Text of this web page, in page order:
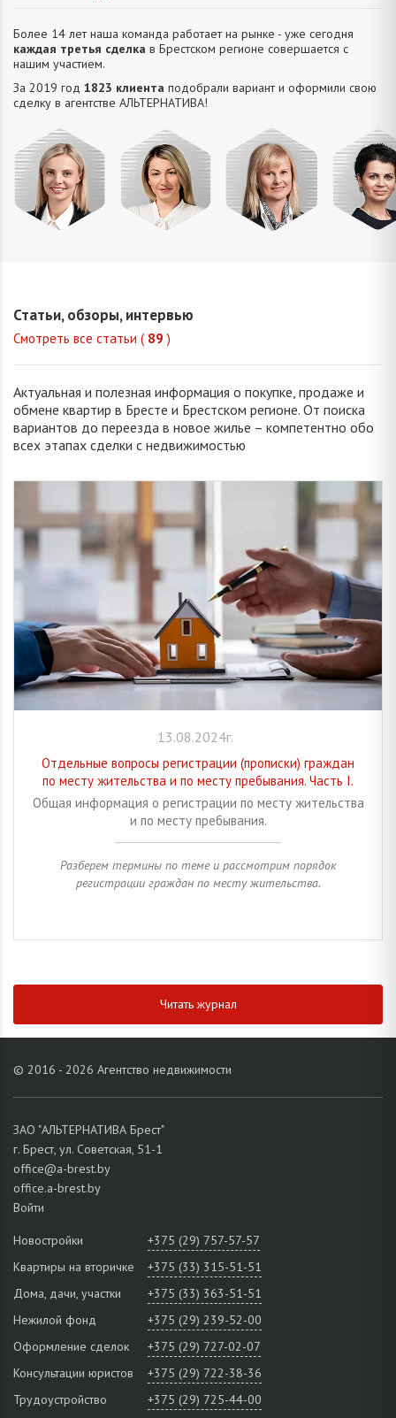
Более 14 лет наша команда работает на рынке - уже сегодня
каждая третья сделка в Брестском регионе совершается с
нашим участием.
За 2019 год 1823 клиента подобрали вариант и оформили свою
сделку в агентстве АЛЬТЕРНАТИВA!
Статьи, обзоры, интервью
Смотреть все статьи ( 89 )
Актуальная и полезная информация о покупке, продаже и
обмене квартир в Бресте и Брестском регионе. От поиска
вариантов до переезда в новое жилье – компетентно обо
всех этапах сделки с недвижимостью
13.08.2024г.
Отдельные вопросы регистрации (прописки) граждан
по месту жительства и по месту пребывания. Часть I.
Общая информация о регистрации по месту жительства
и по месту пребывания.
Разберем термины по теме и рассмотрим порядок
регистрации граждан по месту жительства.
Читать журнал
© 2016 - 2026 Агентство недвижимости
ЗАО "АЛЬТЕРНАТИВА Брест"
г. Брест, ул. Советская, 51-1
office@a-brest.by
office.a-brest.by
Войти
Новостройки
+375 (29) 757-57-57
Квартиры на вторичке
+375 (33) 315-51-51
Дома, дачи, участки
+375 (33) 363-51-51
Нежилой фонд
+375 (29) 239-52-00
Оформление сделок
+375 (29) 727-02-07
Консультации юристов
+375 (29) 722-38-36
Трудоустройство
+375 (29) 725-44-00